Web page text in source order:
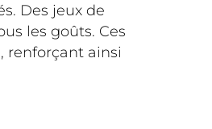
Des jeux de
les goûts. Ces
renforçant ainsi